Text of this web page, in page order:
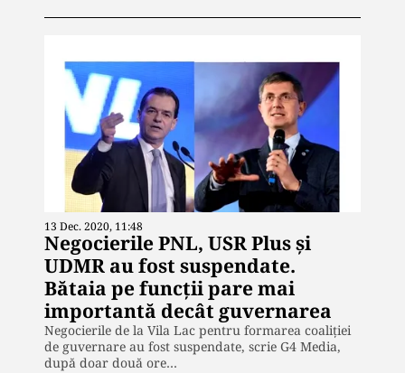
13 Dec. 2020, 11:48
Negocierile PNL, USR Plus și
UDMR au fost suspendate.
Bătaia pe funcții pare mai
importantă decât guvernarea
Negocierile de la Vila Lac pentru formarea coaliției
de guvernare au fost suspendate, scrie G4 Media,
după doar două ore…